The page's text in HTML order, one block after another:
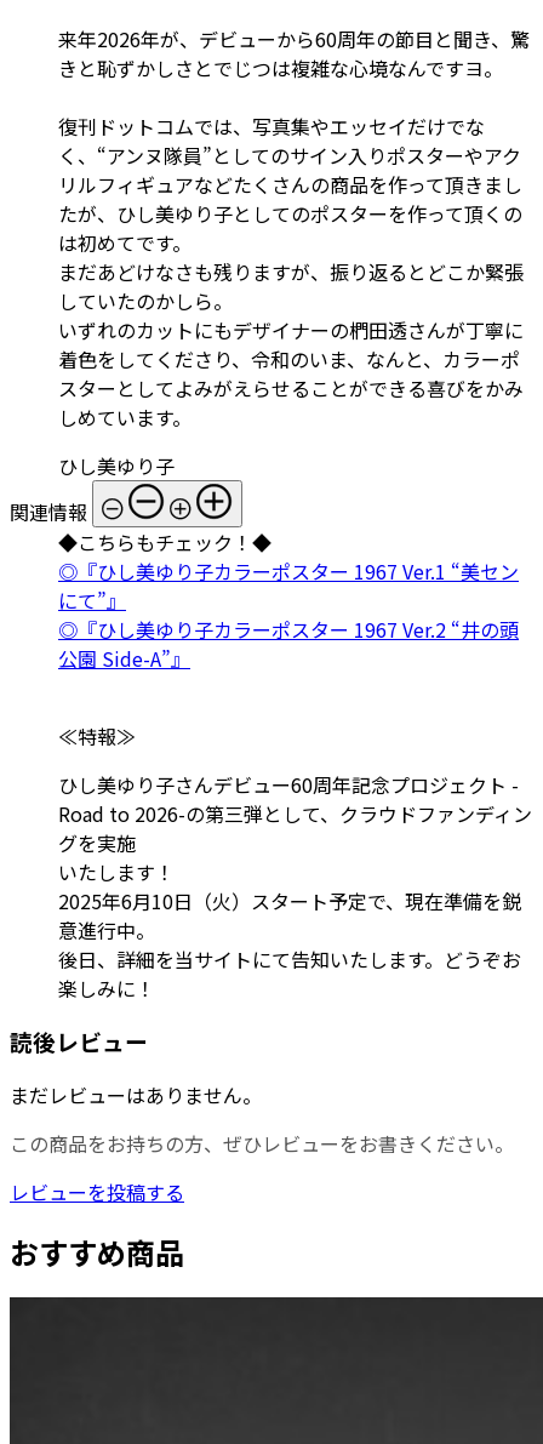
来年2026年が、デビューから60周年の節目と聞き、驚
きと恥ずかしさとでじつは複雑な心境なんですヨ。
復刊ドットコムでは、写真集やエッセイだけでな
く、“アンヌ隊員”としてのサイン入りポスターやアク
リルフィギュアなどたくさんの商品を作って頂きまし
たが、ひし美ゆり子としてのポスターを作って頂くの
は初めてです。
まだあどけなさも残りますが、振り返るとどこか緊張
していたのかしら。
いずれのカットにもデザイナーの椚田透さんが丁寧に
着色をしてくださり、令和のいま、なんと、カラーポ
スターとしてよみがえらせることができる喜びをかみ
しめています。
ひし美ゆり子
関連情報
◆こちらもチェック！◆
◎『ひし美ゆり子カラーポスター 1967 Ver.1 “美セン
にて”』
◎『ひし美ゆり子カラーポスター 1967 Ver.2 “井の頭
公園 Side-A”』
≪特報≫
ひし美ゆり子さんデビュー60周年記念プロジェクト -
Road to 2026-の第三弾として、クラウドファンディン
グを実施
いたします！
2025年6月10日（火）スタート予定で、現在準備を鋭
意進行中。
後日、詳細を当サイトにて告知いたします。どうぞお
楽しみに！
読後レビュー
まだレビューはありません。
この商品をお持ちの方、ぜひレビューをお書きください。
レビューを投稿する
おすすめ商品